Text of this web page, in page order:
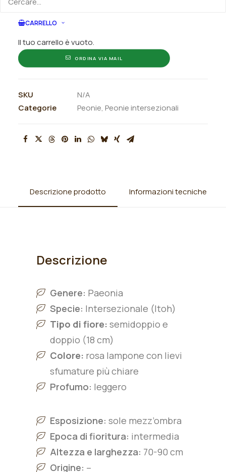
CARRELLO
Il tuo carrello è vuoto.
ORDINA VIA MAIL
SKU
N/A
Categorie
Peonie, Peonie intersezionali
Descrizione prodotto Informazioni tecniche
Descrizione
Genere: Paeonia
Specie: Intersezionale (Itoh)
Tipo di fiore: semidoppio e
doppio (18 cm)
Colore: rosa lampone con lievi
sfumature più chiare
Profumo: leggero
Esposizione: sole mezz’ombra
Epoca di fioritura: intermedia
Altezza e larghezza: 70-90 cm
Origine: –